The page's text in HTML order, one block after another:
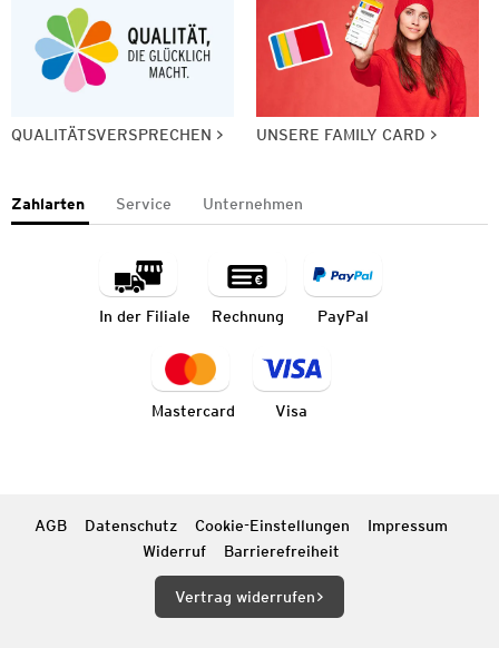
QUALITÄTSVERSPRECHEN UNSERE FAMILY CARD
Zahlarten Service Unternehmen
In der Filiale Rechnung PayPal
Mastercard Visa
AGB Datenschutz Cookie-Einstellungen
Impressum
Widerruf
Barrierefreiheit
Vertrag widerrufen